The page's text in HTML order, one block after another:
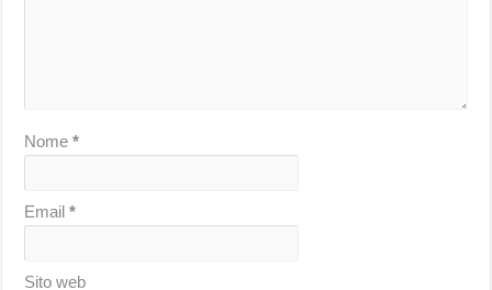
Nome*
Email*
Sito web